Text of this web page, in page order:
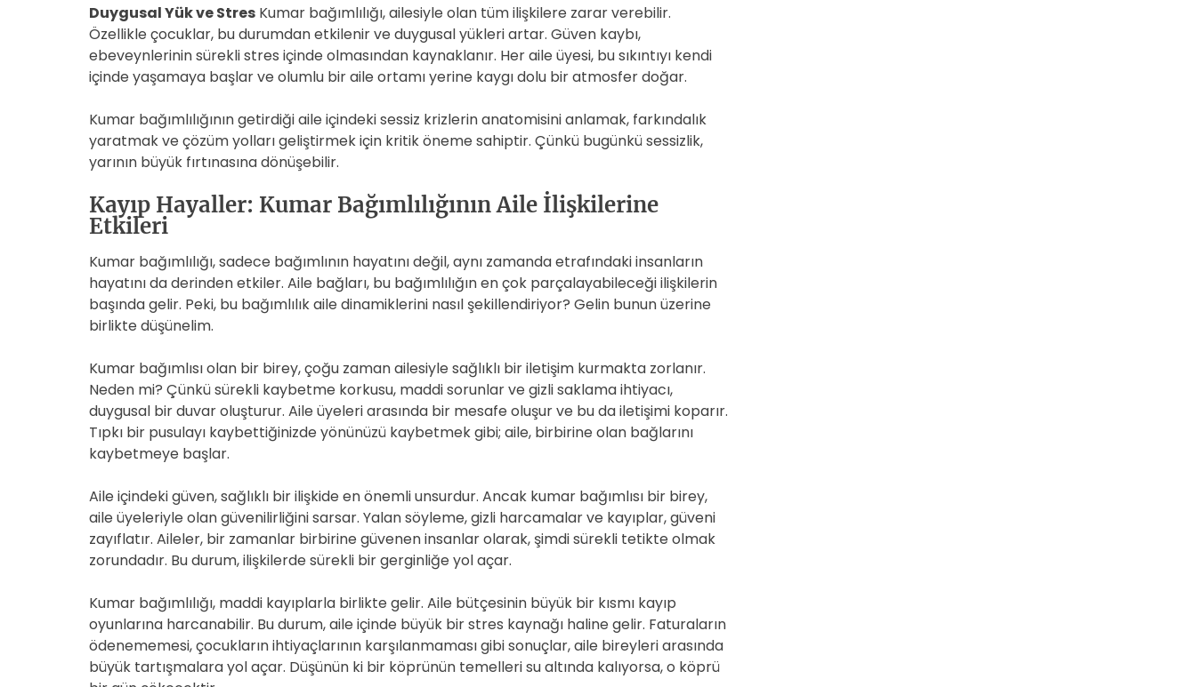
Duygusal Yük ve Stres Kumar bağımlılığı, ailesiyle olan tüm ilişkilere zarar verebilir.
Özellikle çocuklar, bu durumdan etkilenir ve duygusal yükleri artar. Güven kaybı,
ebeveynlerinin sürekli stres içinde olmasından kaynaklanır. Her aile üyesi, bu sıkıntıyı kendi
içinde yaşamaya başlar ve olumlu bir aile ortamı yerine kaygı dolu bir atmosfer doğar.
Kumar bağımlılığının getirdiği aile içindeki sessiz krizlerin anatomisini anlamak, farkındalık
yaratmak ve çözüm yolları geliştirmek için kritik öneme sahiptir. Çünkü bugünkü sessizlik,
yarının büyük fırtınasına dönüşebilir.
Kayıp Hayaller: Kumar Bağımlılığının Aile İlişkilerine
Etkileri
Kumar bağımlılığı, sadece bağımlının hayatını değil, aynı zamanda etrafındaki insanların
hayatını da derinden etkiler. Aile bağları, bu bağımlılığın en çok parçalayabileceği ilişkilerin
başında gelir. Peki, bu bağımlılık aile dinamiklerini nasıl şekillendiriyor? Gelin bunun üzerine
birlikte düşünelim.
Kumar bağımlısı olan bir birey, çoğu zaman ailesiyle sağlıklı bir iletişim kurmakta zorlanır.
Neden mi? Çünkü sürekli kaybetme korkusu, maddi sorunlar ve gizli saklama ihtiyacı,
duygusal bir duvar oluşturur. Aile üyeleri arasında bir mesafe oluşur ve bu da iletişimi koparır.
Tıpkı bir pusulayı kaybettiğinizde yönünüzü kaybetmek gibi; aile, birbirine olan bağlarını
kaybetmeye başlar.
Aile içindeki güven, sağlıklı bir ilişkide en önemli unsurdur. Ancak kumar bağımlısı bir birey,
aile üyeleriyle olan güvenilirliğini sarsar. Yalan söyleme, gizli harcamalar ve kayıplar, güveni
zayıflatır. Aileler, bir zamanlar birbirine güvenen insanlar olarak, şimdi sürekli tetikte olmak
zorundadır. Bu durum, ilişkilerde sürekli bir gerginliğe yol açar.
Kumar bağımlılığı, maddi kayıplarla birlikte gelir. Aile bütçesinin büyük bir kısmı kayıp
oyunlarına harcanabilir. Bu durum, aile içinde büyük bir stres kaynağı haline gelir. Faturaların
ödenememesi, çocukların ihtiyaçlarının karşılanmaması gibi sonuçlar, aile bireyleri arasında
büyük tartışmalara yol açar. Düşünün ki bir köprünün temelleri su altında kalıyorsa, o köprü